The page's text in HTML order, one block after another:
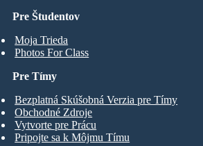
Pre Študentov
Moja Trieda
Photos For Class
Pre Tímy
Bezplatná Skúšobná Verzia pre Tímy
Obchodné Zdroje
Vytvorte pre Prácu
Pripojte sa k Môjmu Tímu